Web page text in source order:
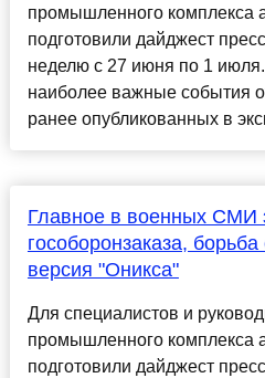
промышленного комплекса
подготовили дайджест
неделю с 27 июня по 1
наиболее важные события
ранее опубликованных в
Главное в военных СМИ
гособоронзаказа,
версия "Оникса"
Для специалистов и
промышленного комплекса
подготовили дайджест